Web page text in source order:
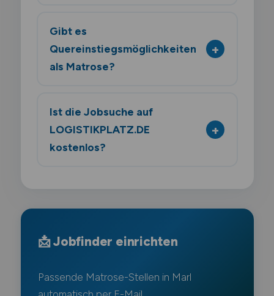
Gibt es
Quereinstiegsmöglichkeiten
als Matrose?
Ist die Jobsuche auf
LOGISTIKPLATZ.DE
kostenlos?
📩 Jobfinder einrichten
Passende Matrose-Stellen in Marl